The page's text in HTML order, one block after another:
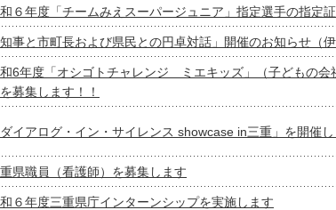
６年度「チームみえスーパージュニア」指定選手の指定
事と市町長および県民との円卓対話」開催のお知らせ（伊
6年度「オシゴトチャレンジ ミエキッズ」（子どもの会
募集します！！
イアログ・イン・サイレンス showcase in三重」を開催し
県職員（看護師）を募集します
６年度三重県庁インターンシップを実施します